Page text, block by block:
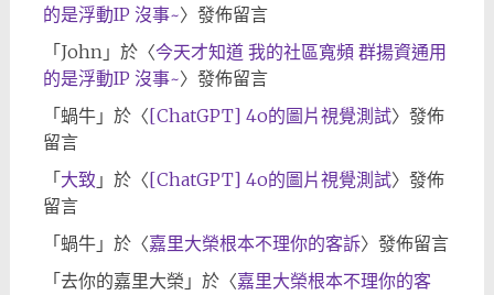
的是浮動IP 沒事~〉發佈留言
「 John」於〈今天才知道 我的社區寬頻 群揚資通用
的是浮動IP 沒事~〉發佈留言
「 蝸牛」於〈[ChatGPT] 4o的圖片視覺測試〉發佈
留言
「 大致 」於〈[ChatGPT] 4o的圖片視覺測試〉發佈
留言
「 蝸牛」於〈嘉里大榮根本不理你的客訴〉發佈留言
「 去你的嘉里大榮 」於〈嘉里大榮根本不理你的客